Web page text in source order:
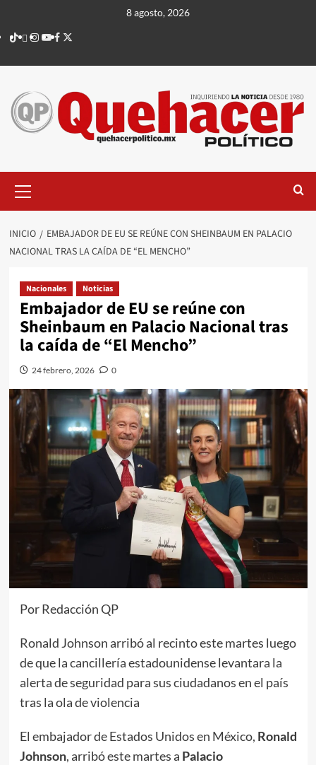
contenido
8 agosto, 2026
TikTok
threads
Instagram
Youtube
Facebook
X
principal
INICIO
EMBAJADOR DE EU SE REÚNE CON SHEINBAUM EN PALACIO
NACIONAL TRAS LA CAÍDA DE “EL MENCHO”
Nacionales Noticias
Embajador de EU se reúne con
Sheinbaum en Palacio Nacional tras
la caída de “El Mencho”
24 febrero, 2026 0
Por Redacción QP
Ronald Johnson arribó al recinto este martes luego
de que la cancillería estadounidense levantara la
alerta de seguridad para sus ciudadanos en el país
tras la ola de violencia
El embajador de Estados Unidos en México, Ronald
Johnson, arribó este martes a Palacio